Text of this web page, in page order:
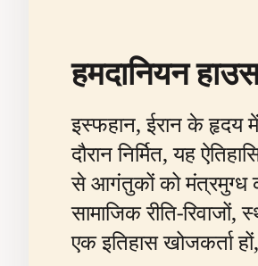
हमदानियन
इस्फहान, ईरान के हृदय
दौरान निर्मित, यह
से आगंतुकों को मंत्रमुग्ध
सामाजिक रीति-
एक इतिहास खोजकर्ता